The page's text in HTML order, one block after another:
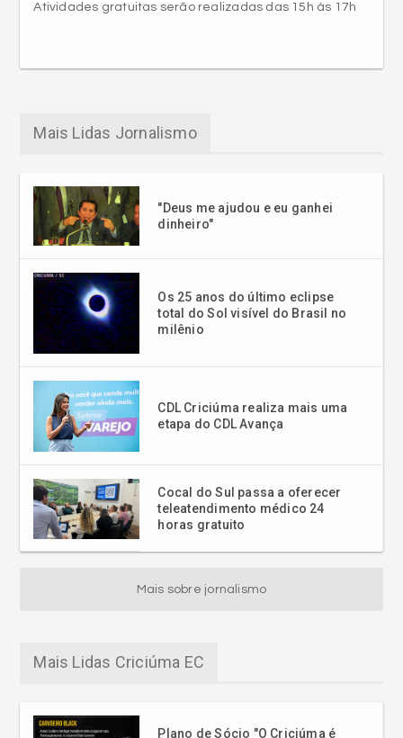
Atividades gratuitas serão realizadas das 15h às 17h
Mais Lidas Jornalismo
"Deus me ajudou e eu ganhei
dinheiro"
Os 25 anos do último eclipse
total do Sol visível do Brasil no
milênio
CDL Criciúma realiza mais uma
etapa do CDL Avança
Cocal do Sul passa a oferecer
teleatendimento médico 24
horas gratuito
Mais sobre jornalismo
Mais Lidas Criciúma EC
Plano de Sócio "O Criciúma é